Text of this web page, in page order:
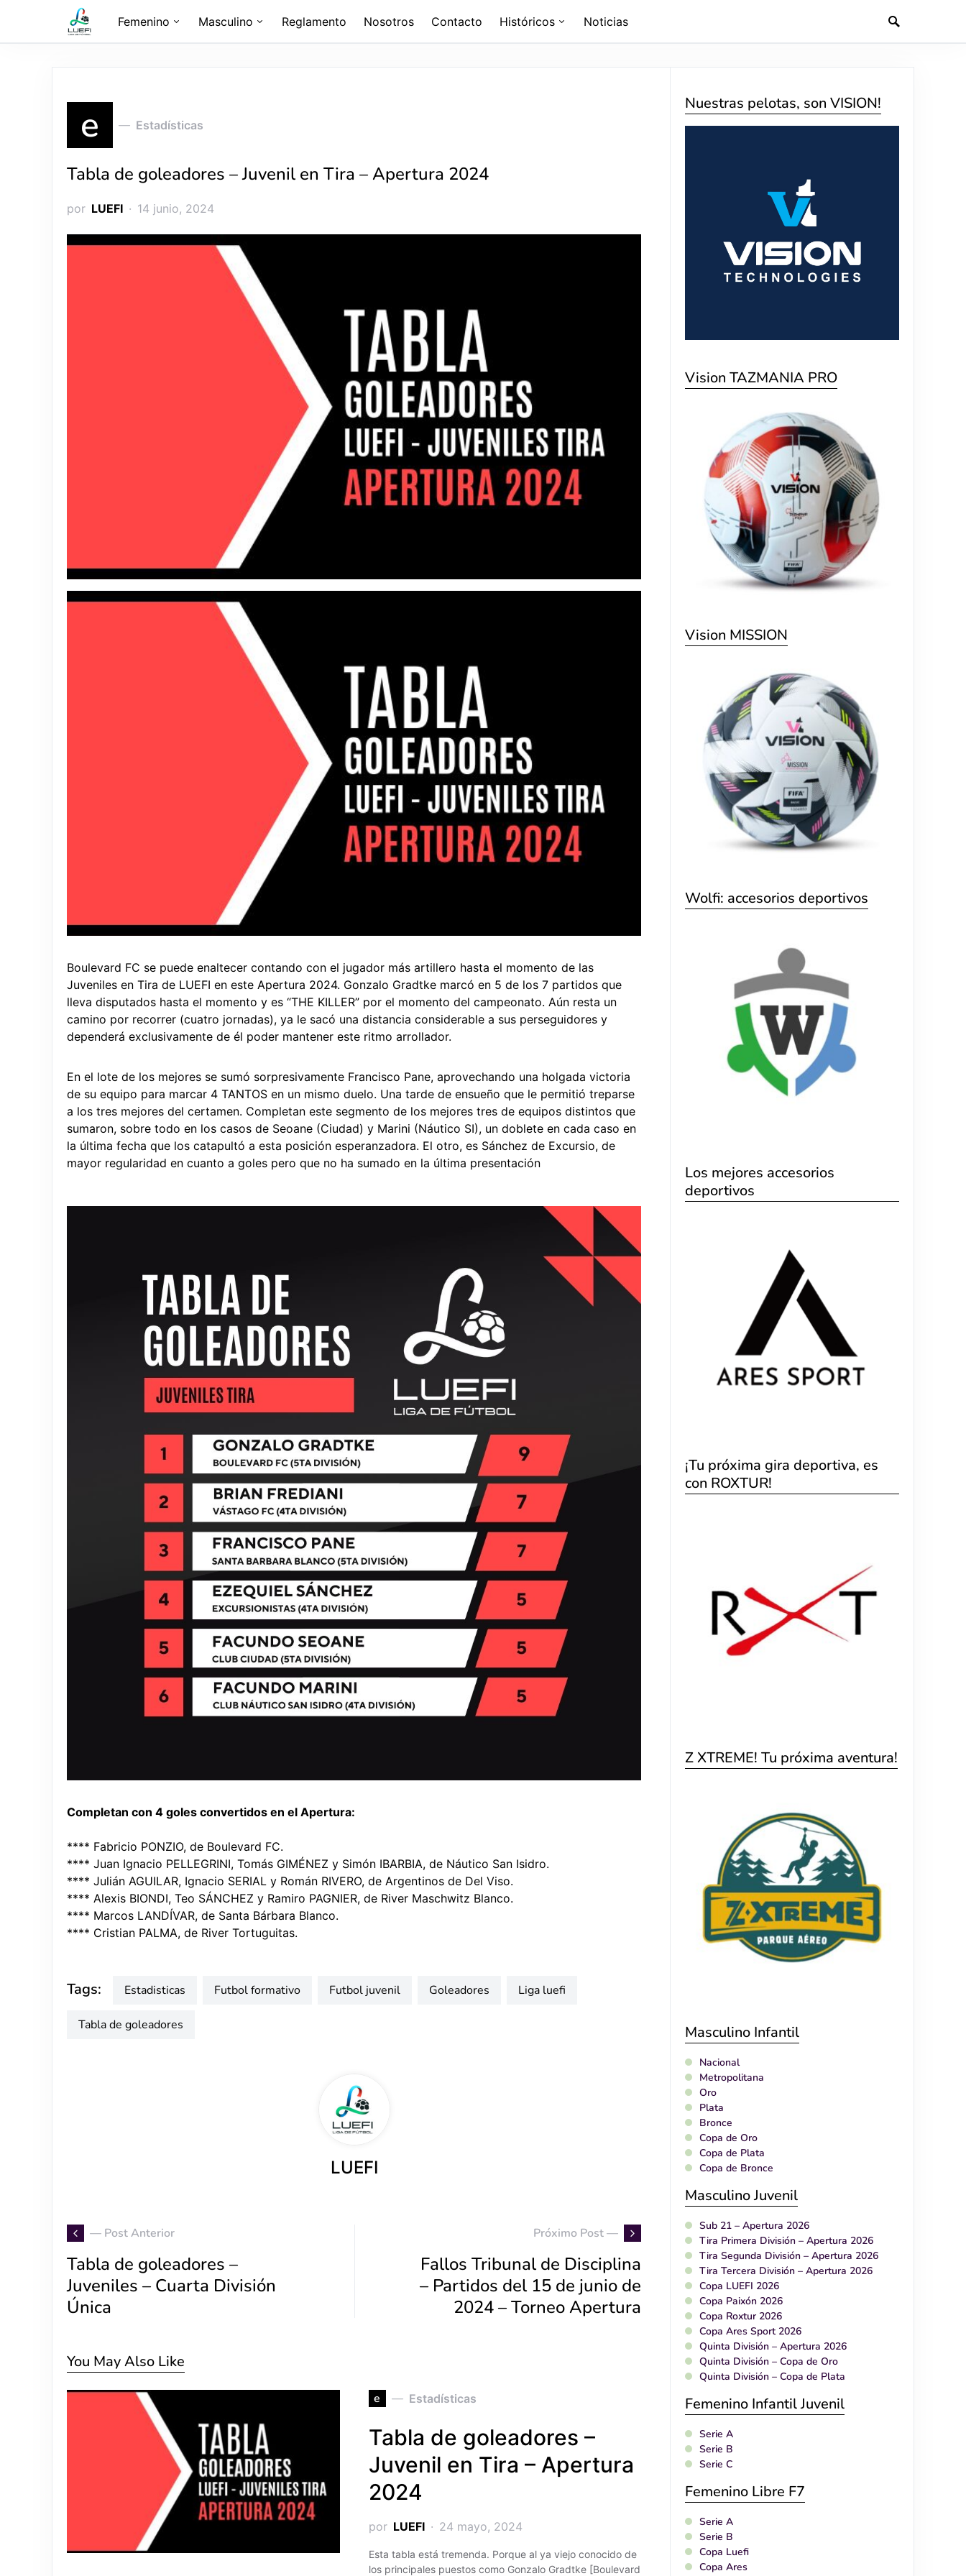
Femenino Masculino Reglamento Nosotros Contacto Históricos Noticias
e Estadísticas
Tabla de goleadores – Juvenil en Tira – Apertura 2024
por LUEFI 14 junio, 2024
Boulevard FC se puede enaltecer contando con el jugador más artillero hasta el momento de las
Juveniles en Tira de LUEFI en este Apertura 2024. Gonzalo Gradtke marcó en 5 de los 7 partidos que
lleva disputados hasta el momento y es “THE KILLER” por el momento del campeonato. Aún resta un
camino por recorrer (cuatro jornadas), ya le sacó una distancia considerable a sus perseguidores y
dependerá exclusivamente de él poder mantener este ritmo arrollador.
En el lote de los mejores se sumó sorpresivamente Francisco Pane, aprovechando una holgada victoria
de su equipo para marcar 4 TANTOS en un mismo duelo. Una tarde de ensueño que le permitió treparse
a los tres mejores del certamen. Completan este segmento de los mejores tres de equipos distintos que
sumaron, sobre todo en los casos de Seoane (Ciudad) y Marini (Náutico SI), un doblete en cada caso en
la última fecha que los catapultó a esta posición esperanzadora. El otro, es Sánchez de Excursio, de
mayor regularidad en cuanto a goles pero que no ha sumado en la última presentación
Completan con 4 goles convertidos en el Apertura:
**** Fabricio PONZIO, de Boulevard FC.
**** Juan Ignacio PELLEGRINI, Tomás GIMÉNEZ y Simón IBARBIA, de Náutico San Isidro.
**** Julián AGUILAR, Ignacio SERIAL y Román RIVERO, de Argentinos de Del Viso.
**** Alexis BIONDI, Teo SÁNCHEZ y Ramiro PAGNIER, de River Maschwitz Blanco.
**** Marcos LANDÍVAR, de Santa Bárbara Blanco.
**** Cristian PALMA, de River Tortuguitas.
Tags: estadisticas futbol formativo futbol juvenil goleadores liga luefi
tabla de goleadores
LUEFI
— Post Anterior
Tabla de goleadores –
Juveniles – Cuarta División
Única
Próximo Post —
Fallos Tribunal de Disciplina
– Partidos del 15 de junio de
2024 – Torneo Apertura
You May Also Like
e Estadísticas
Tabla de goleadores –
Juvenil en Tira – Apertura
2024
por LUEFI 24 mayo, 2024
Esta tabla está tremenda. Porque al ya viejo conocido de
los principales puestos como Gonzalo Gradtke [Boulevard
Nuestras pelotas, son VISION!
Vision TAZMANIA PRO
Vision MISSION
Wolfi: accesorios deportivos
Los mejores accesorios
deportivos
¡Tu próxima gira deportiva, es
con ROXTUR!
Z XTREME! Tu próxima aventura!
Masculino Infantil
Nacional
Metropolitana
Oro
Plata
Bronce
Copa de Oro
Copa de Plata
Copa de Bronce
Masculino Juvenil
Sub 21 – Apertura 2026
Tira Primera División – Apertura 2026
Tira Segunda División – Apertura 2026
Tira Tercera División – Apertura 2026
Copa LUEFI 2026
Copa Paixón 2026
Copa Roxtur 2026
Copa Ares Sport 2026
Quinta División – Apertura 2026
Quinta División – Copa de Oro
Quinta División – Copa de Plata
Femenino Infantil Juvenil
Serie A
Serie B
Serie C
Femenino Libre F7
Serie A
Serie B
Copa Luefi
Copa Ares